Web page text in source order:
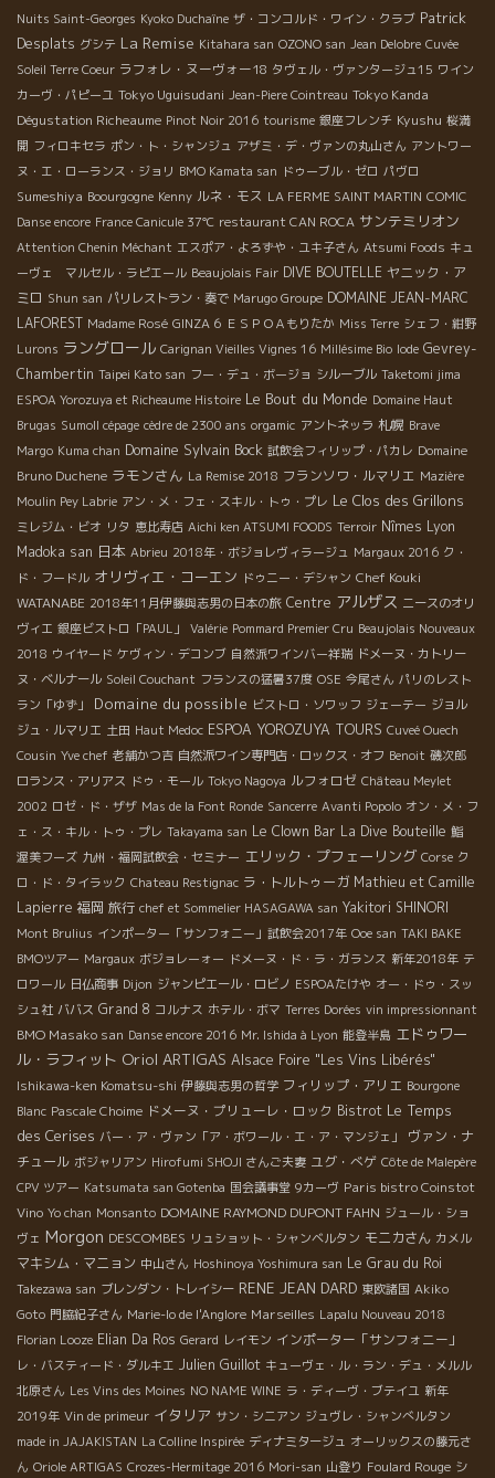
Nuits Saint-Georges Kyoko Duchaîne ザ・コンコルド・ワイン・クラブ Patrick
Desplats グシテ La Remise Kitahara san OZONO san Jean Delobre Cuvée
Soleil Terre Coeur ラフォレ・ヌーヴォー18 タヴェル・ヴァンタージュ15 ワイン
カーヴ・パピーユ Tokyo Uguisudani Jean-Piere Cointreau Tokyo Kanda
Dégustation Richeaume Pinot Noir 2016 tourisme 銀座フレンチ Kyushu 桜満
開 フィロキセラ ポン・ト・シャンジュ アザミ・デ・ヴァンの丸山さん アントワー
ヌ・エ・ローランス・ジョリ BMO Kamata san ドゥーブル・ゼロ パヴロ
Sumeshiya Boourgogne Kenny ルネ・モス LA FERME SAINT MARTIN COMIC
Danse encore France Canicule 37℃ restaurant CAN ROCA サンテミリオン
Attention Chenin Méchant エスポア・よろずや・ユキ子さん Atsumi Foods キュ
ーヴェ マルセル・ラピエール Beaujolais Fair DIVE BOUTELLE ヤニック・ア
ミロ Shun san パリレストラン・奏で Marugo Groupe DOMAINE JEAN-MARC
LAFOREST Madame Rosé GINZA 6 ＥＳＰＯＡもりたか Miss Terre シェフ・紺野
Lurons ラングロール Carignan Vieilles Vignes 16 Millésime Bio Iode Gevrey-
Chambertin Taipei Kato san フー・デュ・ボージョ シルーブル Taketomi jima
ESPOA Yorozuya et Richeaume Histoire Le Bout du Monde Domaine Haut
Brugas Sumoll cépage cèdre de 2300 ans orgamic アントネッラ 札幌 Brave
Margo Kuma chan Domaine Sylvain Bock 試飲会フィリップ・パカレ Domaine
Bruno Duchene ラモンさん La Remise 2018 フランソワ・ルマリエ Mazière
Moulin Pey Labrie アン・メ・フェ・スキル・トゥ・プレ Le Clos des Grillons
ミレジム・ビオ リタ 恵比寿店 Aichi ken ATSUMI FOODS Terroir Nîmes Lyon
Madoka san 日本 Abrieu 2018年・ボジョレヴィラージュ Margaux 2016 ク・
ド・フードル オリヴィエ・コーエン ドゥニー・デシャン Chef Kouki
WATANABE 2018年11月伊藤與志男の日本の旅 Centre アルザス ニースのオリ
ヴィエ 銀座ビストロ「PAUL」 Valérie Pommard Premier Cru Beaujolais Nouveaux
2018 ウイヤード ケヴィン・デコンブ 自然派ワインバー祥瑞 ドメーヌ・カトリー
ヌ・ベルナール Soleil Couchant フランスの猛暑37度 OSE 今尾さん パリのレスト
ラン「ゆず」
Domaine du possible ビストロ・ソワッフ ジェーテー ジョル
ジュ・ルマリエ 土田 Haut Medoc ESPOA YOROZUYA TOURS Cuveé Ouech
Cousin Yve chef 老舗かつ吉 自然派ワイン専門店・ロックス・オフ Benoit 磯次郎
ロランス・アリアス ドゥ・モール Tokyo Nagoya ルフォロゼ Château Meylet
2002 ロゼ・ド・ザザ Mas de la Font Ronde Sancerre Avanti Popolo オン・メ・フ
ェ・ス・キル・トゥ・プレ Takayama san Le Clown Bar La Dive Bouteille 鮨
渥美フーズ 九州・福岡試飲会・セミナー エリック・プフェーリング Corse ク
ロ・ド・タイラック Chateau Restignac ラ・トルトゥーガ Mathieu et Camille
Lapierre 福岡 旅行 chef et Sommelier HASAGAWA san Yakitori SHINORI
Mont Brulius インポーター「サンフォニー」試飲会2017年 Ooe san TAKI BAKE
BMOツアー Margaux ボジョレーォー ドメーヌ・ド・ラ・ガランス 新年2018年 テ
ロワール 日仏商事 Dijon ジャンピエール・ロビノ ESPOAたけや オー・ドゥ・スッ
シュ社 ババス Grand 8 コルナス ホテル・ボマ Terres Dorées vin impressionnant
BMO Masako san Danse encore 2016 Mr. Ishida à Lyon 能登半島 エドゥワー
ル・ラフィット Oriol ARTIGAS Alsace Foire "Les Vins Libérés"
Ishikawa-ken Komatsu-shi 伊藤與志男の哲学 フィリップ・アリエ Bourgone
Blanc Pascale Choime ドメーヌ・プリューレ・ロック Bistrot Le Temps
des Cerises バー・ア・ヴァン「ア・ボワール・エ・ア・マンジェ」
ヴァン・ナ
チュール ボジャリアン Hirofumi SHOJI さんご夫妻 ユグ・べゲ Côte de Malepère
CPV ツアー Katsumata san Gotenba 国会議事堂 9カーヴ Paris bistro Coinstot
Vino Yo chan Monsanto DOMAINE RAYMOND DUPONT FAHN ジュール・ショ
ヴェ Morgon DESCOMBES リュショット・シャンベルタン モニカさん カメル
マキシム・マニョン 中山さん Hoshinoya Yoshimura san Le Grau du Roi
Takezawa san ブレンダン・トレイシー RENE JEAN DARD 東欧諸国 Akiko
Goto 門脇紀子さん Marie-lo de l'Anglore Marseilles Lapalu Nouveau 2018
Florian Looze Elian Da Ros Gerard レイモン インポーター「サンフォニー」
レ・バスティード・ダルキエ Julien Guillot キューヴェ・ル・ラン・デュ・メルル
北原さん Les Vins des Moines NO NAME WINE ラ・ディーヴ・ブテイユ 新年
2019年 Vin de primeur イタリア サン・シニアン ジュヴレ・シャンべルタン
made in JAJAKISTAN La Colline Inspirée ディナミタージュ オーリックスの藤元さ
ん Oriole ARTIGAS Crozes-Hermitage 2016 Mori-san 山登り Foulard Rouge シ